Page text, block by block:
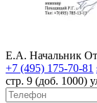
Е.А. Начальник
+7 (495) 175-70-81
стр. 9 (доб. 1000)